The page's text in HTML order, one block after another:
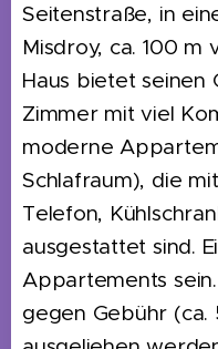
Seitenstraße, in
Misdroy, ca. 100
Haus bietet seinen
Zimmer mit viel
moderne
Schlafraum), die
Telefon,
ausgestattet sind.
Appartements
gegen Gebühr